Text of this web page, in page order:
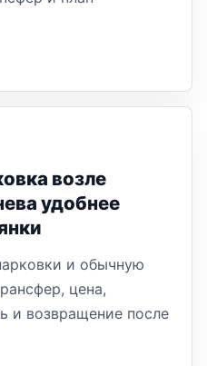
возле
удобнее
и обычную
цена,
и возвращение после